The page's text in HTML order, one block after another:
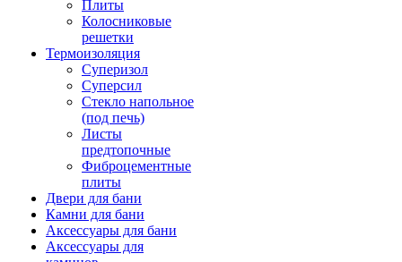
Плиты
Колосниковые
решетки
Термоизоляция
Суперизол
Суперсил
Стекло напольное
(под печь)
Листы
предтопочные
Фиброцементные
плиты
Двери для бани
Камни для бани
Аксессуары для бани
Аксессуары для